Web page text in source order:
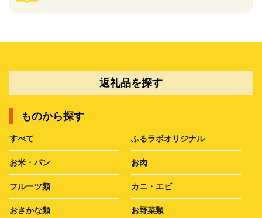
返礼品を探す
ものから探す
すべて ふるラボオリジナル
お米・パン お肉
フルーツ類 カニ・エビ
おさかな類 お野菜類